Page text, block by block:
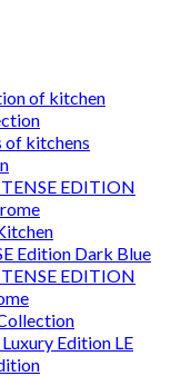
of kitchen
kitchens
EDITION
Edition Dark Blue
EDITION
Edition LE